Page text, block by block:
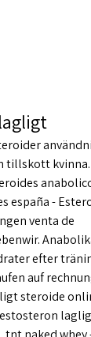
tillskott kvinna.
españa -
venta de
efter
auf
steroide